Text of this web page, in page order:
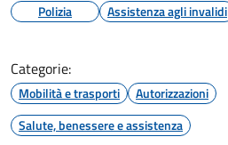
Polizia Assistenza agli invalidi
Categorie:
Mobilità e trasporti
Autorizzazioni
Salute, benessere e assistenza